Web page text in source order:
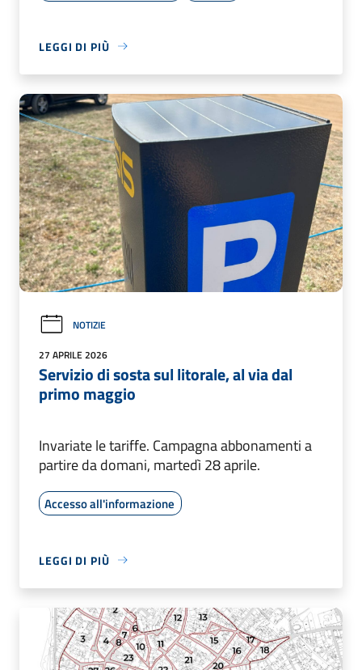
LEGGI DI PIÙ
NOTIZIE
27 APRILE 2026
Servizio di sosta sul litorale, al via dal
primo maggio
Invariate le tariffe. Campagna abbonamenti a
partire da domani, martedì 28 aprile.
Accesso all'informazione
LEGGI DI PIÙ